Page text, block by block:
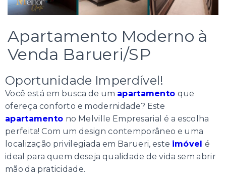
Apartamento Moderno à
Venda Barueri/SP
Oportunidade Imperdível!
Você está em busca de um apartamento que
ofereça conforto e modernidade? Este
apartamento no Melville Empresarial é a escolha
perfeita! Com um design contemporâneo e uma
localização privilegiada em Barueri, este imóvelé
ideal para quem deseja qualidade de vida sem abrir
mão da praticidade.